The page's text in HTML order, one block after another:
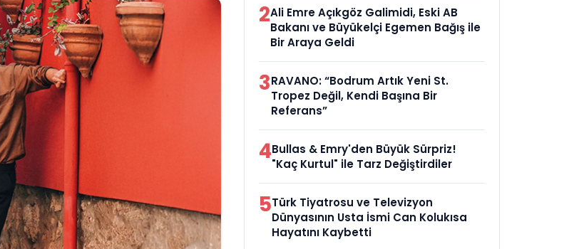
2Ali Emre Açıkgöz Galimidi, Eski AB
Bakanı ve Büyükelçi Egemen Bağış ile
Bir Araya Geldi
3RAVANO: “Bodrum Artık Yeni St.
Tropez Değil, Kendi Başına Bir
Referans”
4Bullas & Emry'den Büyük Sürpriz!
"Kaç Kurtul" ile Tarz Değiştirdiler
5Türk Tiyatrosu ve Televizyon
Dünyasının Usta İsmi Can Kolukısa
Hayatını Kaybetti